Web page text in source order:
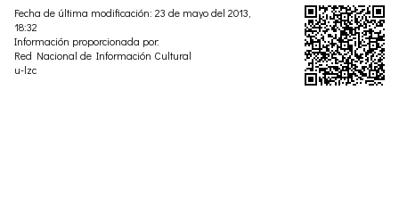
Fecha de última modificación: 23 de mayo del 2013,
18:32
Información proporcionada por:
Red Nacional de Información Cultural
u-lzc